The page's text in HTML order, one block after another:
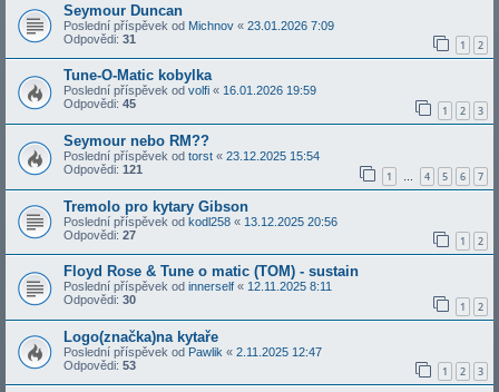
Seymour Duncan
Poslední příspěvek od Michnov « 23.01.2026 7:09
Odpovědi: 31 1 2
Tune-O-Matic kobylka
Poslední příspěvek od volfi « 16.01.2026 19:59
Odpovědi: 45 1 2 3
Seymour nebo RM??
Poslední příspěvek od torst « 23.12.2025 15:54
Odpovědi: 121 1 4 5 6 7
Tremolo pro kytary Gibson
Poslední příspěvek od kodl258 « 13.12.2025 20:56
Odpovědi: 27 1 2
Floyd Rose & Tune o matic (TOM) - sustain
Poslední příspěvek od innerself « 12.11.2025 8:11
Odpovědi: 30 1 2
Logo(značka)na kytaře
Poslední příspěvek od Pawlik « 2.11.2025 12:47
Odpovědi: 53 1 2 3